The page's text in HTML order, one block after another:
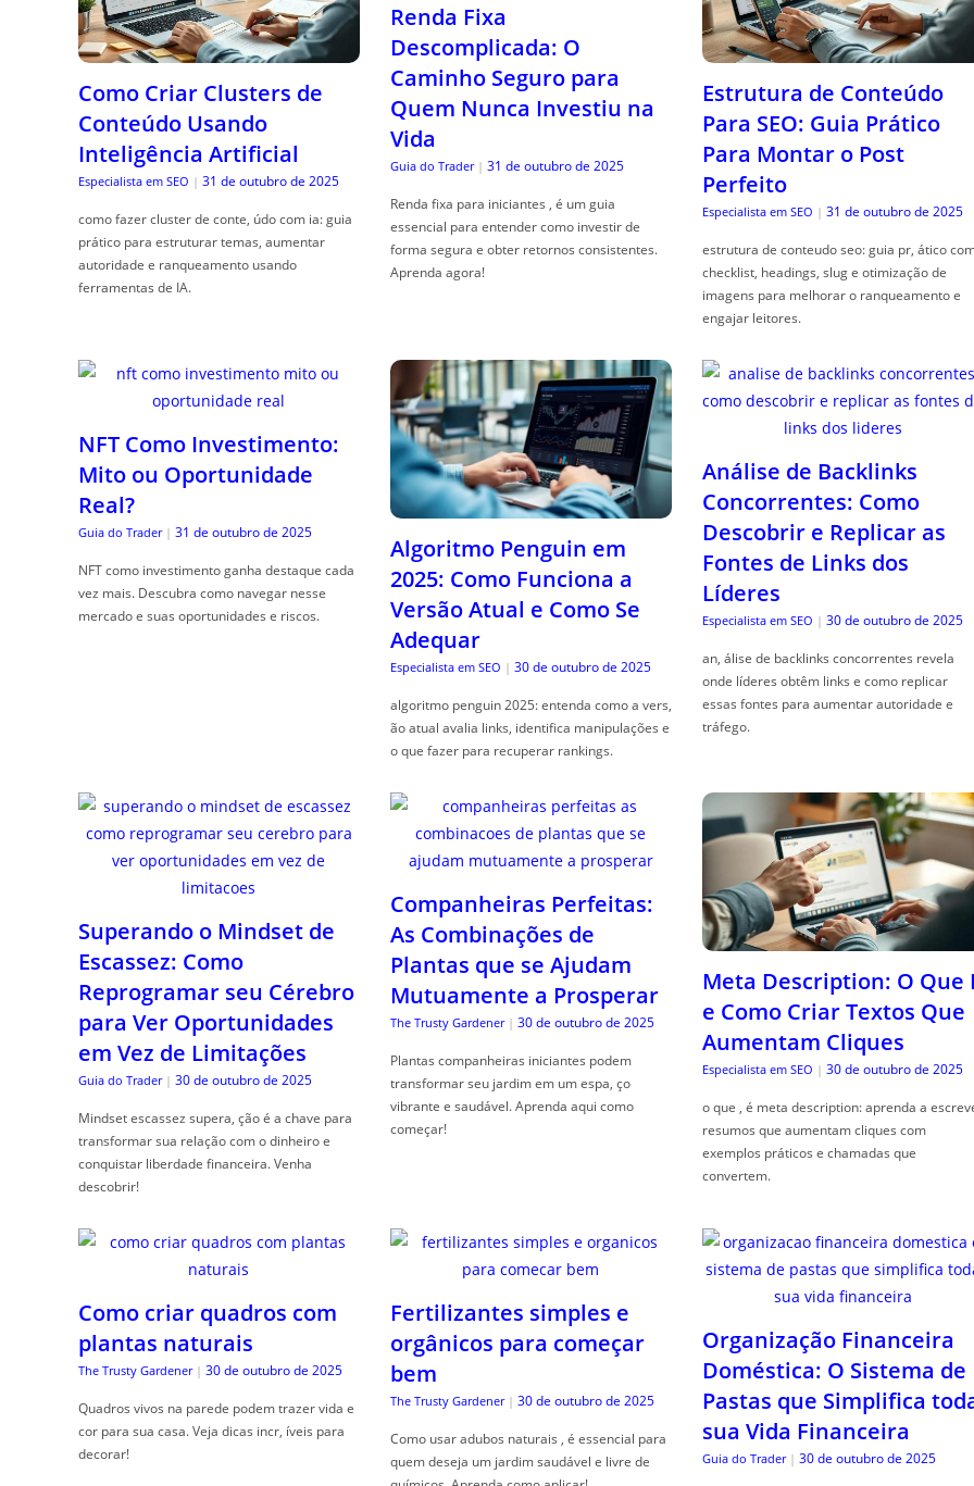
Como Criar Clusters de
Conteúdo Usando
Inteligência Artificial
Especialista em SEO | 31 de outubro de 2025
como fazer cluster de conte, údo com ia: guia
prático para estruturar temas, aumentar
autoridade e ranqueamento usando
ferramentas de IA.
Renda Fixa
Descomplicada: O
Caminho Seguro para
Quem Nunca Investiu na
Vida
Guia do Trader | 31 de outubro de 2025
Renda fixa para iniciantes , é um guia
essencial para entender como investir de
forma segura e obter retornos consistentes.
Aprenda agora!
Estrutura de Conteúdo
Para SEO: Guia Prático
Para Montar o Post
Perfeito
Especialista em SEO | 31 de outubro de 2025
estrutura de conteudo seo: guia pr, ático
checklist, headings, slug e otimização de
imagens para melhorar o ranqueamento e
engajar leitores.
NFT Como Investimento:
Mito ou Oportunidade
Real?
Guia do Trader | 31 de outubro de 2025
NFT como investimento ganha destaque cada
vez mais. Descubra como navegar nesse
mercado e suas oportunidades e riscos.
Algoritmo Penguin em
2025: Como Funciona a
Versão Atual e Como Se
Adequar
Especialista em SEO | 30 de outubro de 2025
algoritmo penguin 2025: entenda como a vers,
ão atual avalia links, identifica manipulações e
o que fazer para recuperar rankings.
Análise de Backlinks
Concorrentes: Como
Descobrir e Replicar as
Fontes de Links dos
Líderes
Especialista em SEO | 30 de outubro de 2025
an, álise de backlinks concorrentes revela
onde líderes obtêm links e como replicar
essas fontes para aumentar autoridade e
tráfego.
Superando o Mindset de
Escassez: Como
Reprogramar seu Cérebro
para Ver Oportunidades
em Vez de Limitações
Guia do Trader | 30 de outubro de 2025
Mindset escassez supera, ção é a chave para
transformar sua relação com o dinheiro e
conquistar liberdade financeira. Venha
descobrir!
Companheiras Perfeitas:
As Combinações de
Plantas que se Ajudam
Mutuamente a Prosperar
The Trusty Gardener | 30 de outubro de 2025
Plantas companheiras iniciantes podem
transformar seu jardim em um espa, ço
vibrante e saudável. Aprenda aqui como
começar!
Meta Description: O Que
e Como Criar Textos Que
Aumentam Cliques
Especialista em SEO | 30 de outubro de 2025
o que , é meta description: aprenda a
resumos que aumentam cliques com
exemplos práticos e chamadas que
convertem.
Como criar quadros com
plantas naturais
The Trusty Gardener | 30 de outubro de 2025
Quadros vivos na parede podem trazer vida e
cor para sua casa. Veja dicas incr, íveis para
decorar!
Fertilizantes simples e
orgânicos para começar
bem
The Trusty Gardener | 30 de outubro de 2025
Como usar adubos naturais , é essencial para
quem deseja um jardim saudável e livre de
Organização Financeira
Doméstica: O Sistema de
Pastas que Simplifica
sua Vida Financeira
Guia do Trader | 30 de outubro de 2025